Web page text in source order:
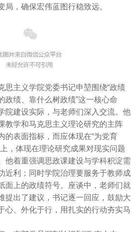
局，确保宏伟蓝图行稳致远。
思主义学院党委书记申堃围绕“政绩
政绩、靠什么树政绩”这一核心命
院建设实际，与老师们深入交流。他
教学和马克思主义理论研究的主阵
的表面指标，而应体现在“为党育
，体现在理论研究成果对现实问题
他着重强调思政课建设与学科积淀需
近利；同时学院治理要服务于教师成
面上的政绩符号。座谈中，老师们就
提出了建议，书记逐一回应，鼓励大
心、外化于行，用扎实的行动夯实马